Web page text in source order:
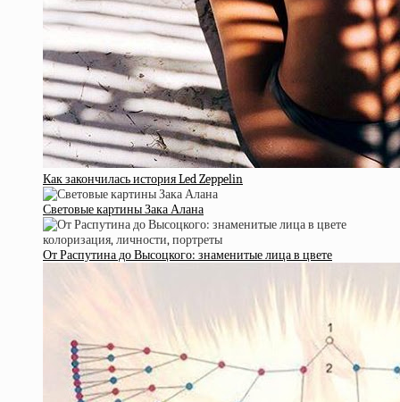
Как закончилась история Led Zeppelin
Световые картины Зака Алана
От Распутина до Высоцкого: знаменитые лица в цвете